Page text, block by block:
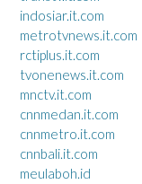
indosiar.it.com
metrotvnews.it.com
rctiplus.it.com
tvonenews.it.com
mnctv.it.com
cnnmedan.it.com
cnnmetro.it.com
cnnbali.it.com
meulaboh.id